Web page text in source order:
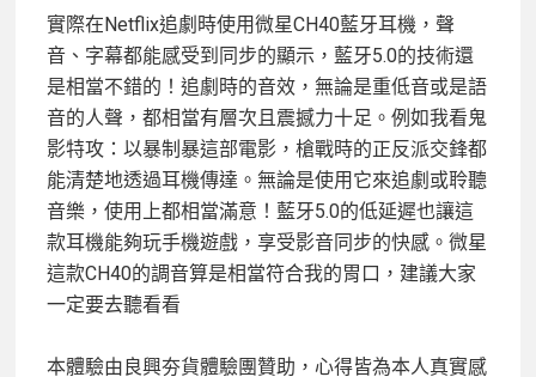
實際在Netflix追劇時使用微星CH40藍牙耳機，聲
音、字幕都能感受到同步的顯示，藍牙5.0的技術還
是相當不錯的！追劇時的音效，無論是重低音或是語
音的人聲，都相當有層次且震撼力十足。例如我看鬼
影特攻：以暴制暴這部電影，槍戰時的正反派交鋒都
能清楚地透過耳機傳達。無論是使用它來追劇或聆聽
音樂，使用上都相當滿意！藍牙5.0的低延遲也讓這
款耳機能夠玩手機遊戲，享受影音同步的快感。微星
這款CH40的調音算是相當符合我的胃口，建議大家
一定要去聽看看
本體驗由良興夯貨體驗團贊助，心得皆為本人真實感